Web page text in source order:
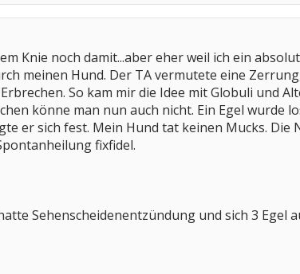
Knie noch damit...aber eher weil ich ein
meinen Hund. Der TA vermutete eine
So kam mir die Idee mit Globuli und
könne man nun auch nicht. Ein Egel wurde
er sich fest. Mein Hund tat keinen Mucks.
fixfidel.
Sehenscheidenentzündung und sich 3 Egel